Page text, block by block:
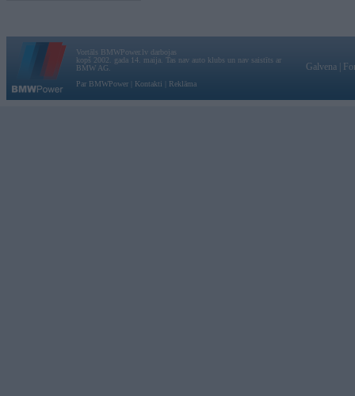
Vortāls BMWPower.lv darbojas
kopš 2002. gada 14. maija. Tas nav auto klubs un nav saistīts ar
BMW AG.
Par BMWPower
Kontakti Reklāma
Galvena